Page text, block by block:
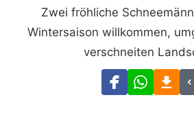
Zwei fröhliche
Wintersaison willkommen,
verschneiten